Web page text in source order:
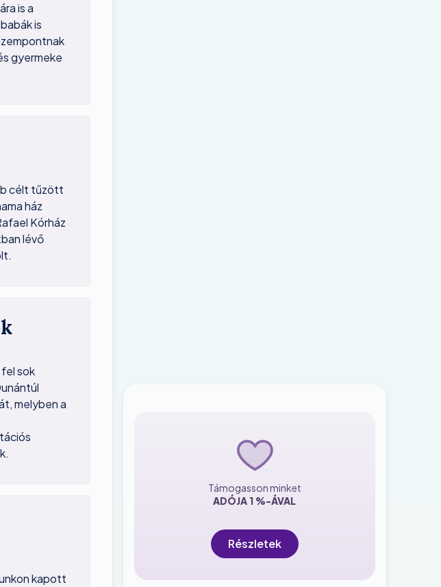
is a
is
gyermeke
célt tűzött
ház
Kórház
lévő
sok
melyben a
kapott
Támogasson minket
ADÓJA 1 %-ÁVAL
Részletek